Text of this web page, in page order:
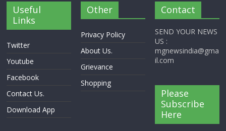
Useful
Links
Twitter
Youtube
Facebook
Contact Us.
Download App
Other
Privacy Policy
About Us.
Grievance
Shopping
Contact
SEND YOUR NEWS
US :
mgnewsindia@gma
il.com
Please
Subscribe
Here